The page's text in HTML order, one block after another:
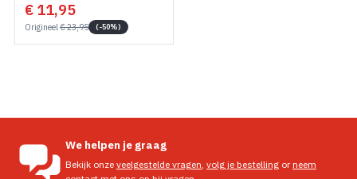
€ 11,95
Origineel € 23,95 (-50%)
We helpen je graag
Bekijk onze veelgestelde vragen volg je bestelling orneem